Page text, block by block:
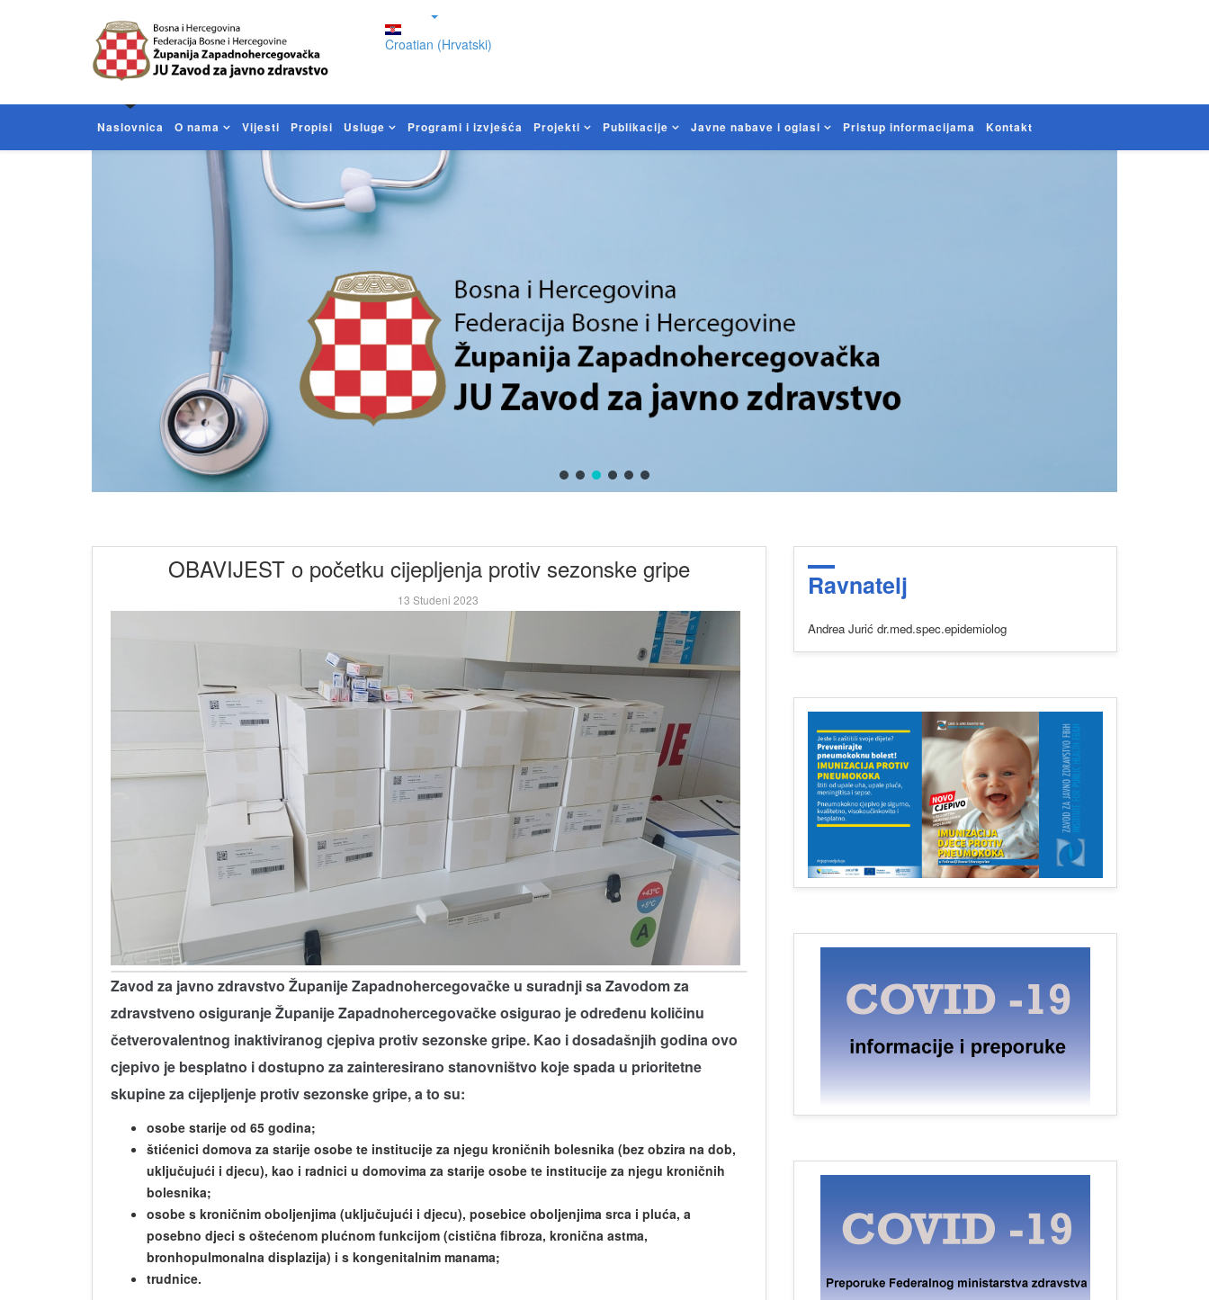
Croatian (Hrvatski)
Naslovnica O nama Vijesti Propisi Usluge Programi i izvješća Projekti Publikacije Javne nabave i oglasi Pristup informacijama Kontakt
OBAVIJEST o početku cijepljenja protiv sezonske gripe
13 Studeni 2023
Zavod za javno zdravstvo Županije Zapadnohercegovačke u suradnji sa Zavodom za
zdravstveno osiguranje Županije Zapadnohercegovačke osigurao je određenu količinu
četverovalentnog inaktiviranog cjepiva protiv sezonske gripe. Kao i dosadašnjih godina ovo
cjepivo je besplatno i dostupno za zainteresirano stanovništvo koje spada u prioritetne
skupine za cijepljenje protiv sezonske gripe, a to su:
osobe starije od 65 godina;
štićenici domova za starije osobe te institucije za njegu kroničnih bolesnika (bez obzira na dob,
uključujući i djecu), kao i radnici u domovima za starije osobe te institucije za njegu kroničnih
bolesnika;
osobe s kroničnim oboljenjima (uključujući i djecu), posebice oboljenjima srca i pluća, a
posebno djeci s oštećenom plućnom funkcijom (cistična fibroza, kronična astma,
bronhopulmonalna displazija) i s kongenitalnim manama;
trudnice.
Ravnatelj
Andrea Jurić dr.med.spec.epidemiolog